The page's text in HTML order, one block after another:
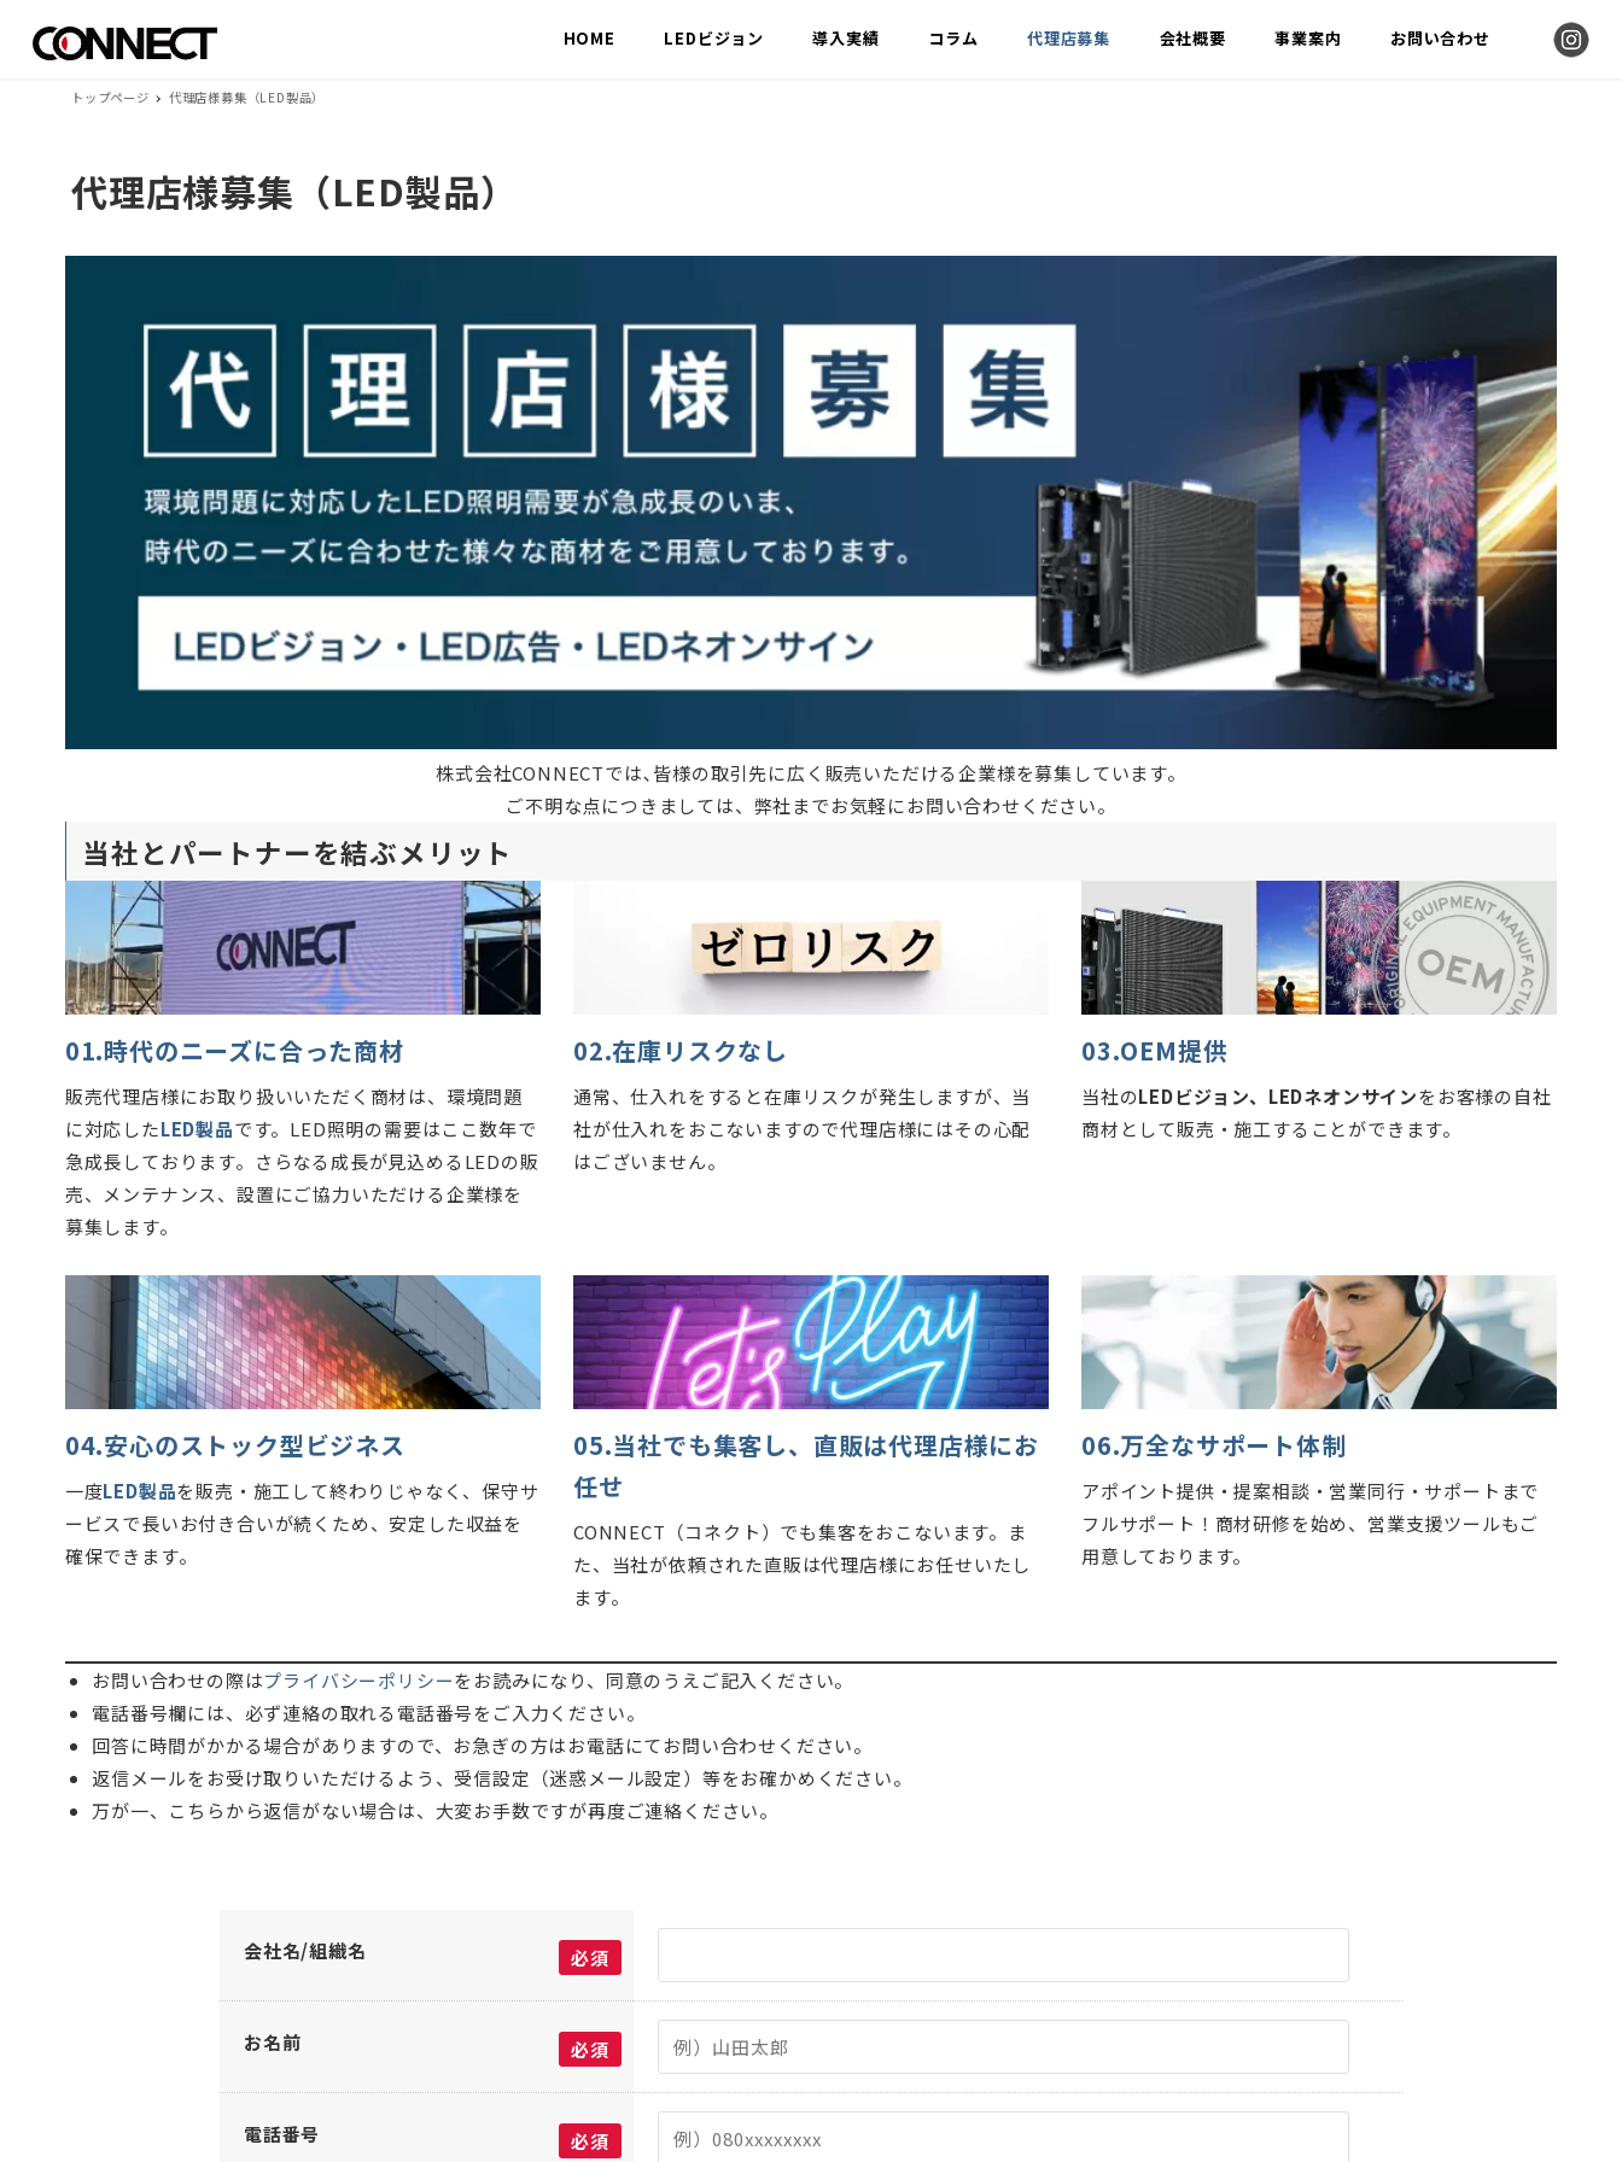
HOME LEDビジョン 導入実績 コラム 代理店募集 会社概要 事業案内 お問い合わせ
トップページ 代理店様募集（LED製品）
代理店様募集（LED製品）
株式会社CONNECTでは､皆様の取引先に広く販売いただける企業様を募集しています。
ご不明な点につきましては、弊社までお気軽にお問い合わせください。
当社とパートナーを結ぶメリット
01.時代のニーズに合った商材
販売代理店様にお取り扱いいただく商材は、環境問題
に対応したLED製品です。LED照明の需要はここ数年で
急成長しております。さらなる成長が見込めるLEDの販
売、メンテナンス、設置にご協力いただける企業様を
募集します。
02.在庫リスクなし
通常、仕入れをすると在庫リスクが発生しますが、当
社が仕入れをおこないますので代理店様にはその心配
はございません。
03.OEM提供
当社のLEDビジョン、LEDネオンサインをお客様の自社
商材として販売・施工することができます。
04.安心のストック型ビジネス
一度LED製品を販売・施工して終わりじゃなく、保守サ
ービスで長いお付き合いが続くため、安定した収益を
確保できます。
05.当社でも集客し、直販は代理店様にお
任せ
CONNECT（コネクト）でも集客をおこないます。ま
た、当社が依頼された直販は代理店様にお任せいたし
ます。
06.万全なサポート体制
アポイント提供・提案相談・営業同行・サポートまで
フルサポート！商材研修を始め、営業支援ツールもご
用意しております。
お問い合わせの際はプライバシーポリシーをお読みになり、同意のうえご記入ください。
電話番号欄には、必ず連絡の取れる電話番号をご入力ください。
回答に時間がかかる場合がありますので、お急ぎの方はお電話にてお問い合わせください。
返信メールをお受け取りいただけるよう、受信設定（迷惑メール設定）等をお確かめください。
万が一、こちらから返信がない場合は、大変お手数ですが再度ご連絡ください。
会社名/組織名 必須
お名前 必須
電話番号 必須